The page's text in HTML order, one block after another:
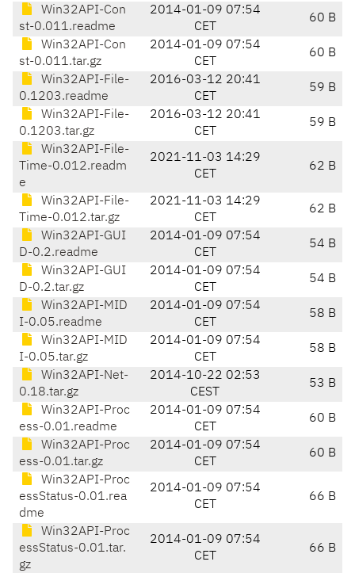
Win32API-Con
st-0.011.readme
2014-01-09 07:54
CET
60 B
Win32API-Con
st-0.011.tar.gz
2014-01-09 07:54
CET
60 B
Win32API-File-
0.1203.readme
2016-03-12 20:41
CET
59 B
Win32API-File-
0.1203.tar.gz
2016-03-12 20:41
CET
59 B
Win32API-File-
Time-0.012.readm
e
2021-11-03 14:29
CET
62 B
Win32API-File-
Time-0.012.tar.gz
2021-11-03 14:29
CET
62 B
Win32API-GUI
D-0.2.readme
2014-01-09 07:54
CET
54 B
Win32API-GUI
D-0.2.tar.gz
2014-01-09 07:54
CET
54 B
Win32API-MID
I-0.05.readme
2014-01-09 07:54
CET
58 B
Win32API-MID
I-0.05.tar.gz
2014-01-09 07:54
CET
58 B
Win32API-Net-
0.18.tar.gz
2014-10-22 02:53
CEST
53 B
Win32API-Proc
ess-0.01.readme
2014-01-09 07:54
CET
60 B
Win32API-Proc
ess-0.01.tar.gz
2014-01-09 07:54
CET
60 B
Win32API-Proc
essStatus-0.01.rea
dme
2014-01-09 07:54
CET
66 B
Win32API-Proc
essStatus-0.01.tar.
gz
2014-01-09 07:54
CET
66 B